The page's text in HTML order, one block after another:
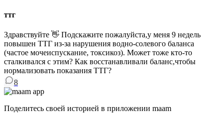
ттг
Здравствуйте 👋 Подскажите пожалуйста,у меня 9 недель
повышен ТТГ из-за нарушения водно-солевого баланса
(частое мочеиспускание, токсикоз). Может тоже кто-то
сталкивался с этим? Как восстанавливали баланс,чтобы
нормализовать показания ТТГ?
8
Поделитесь своей историей в приложении maam